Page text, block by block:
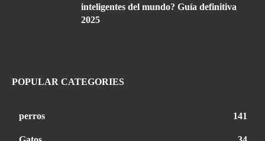
inteligentes del mundo? Guía definitiva
2025
POPULAR CATEGORIES
perros 141